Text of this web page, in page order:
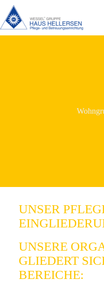
UNSER
UNSERE
GLIEDERT
BEREICHE: